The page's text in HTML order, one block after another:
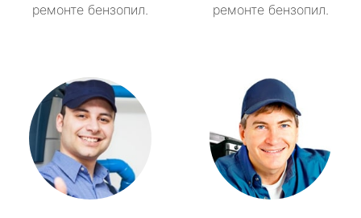
ремонте бензопил.
ремонте бензопил.